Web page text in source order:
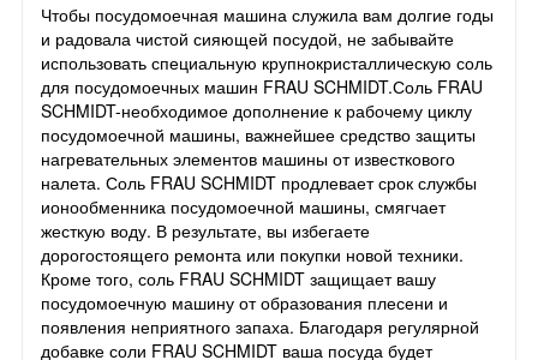
Чтобы посудомоечная машина служила вам долгие годы
и радовала чистой сияющей посудой, не забывайте
использовать специальную крупнокристаллическую соль
для посудомоечных машин FRAU SCHMIDT.Соль FRAU
SCHMIDT-необходимое дополнение к рабочему циклу
посудомоечной машины, важнейшее средство защиты
нагревательных элементов машины от известкового
налета. Соль FRAU SCHMIDT продлевает срок службы
ионообменника посудомоечной машины, смягчает
жесткую воду. В результате, вы избегаете
дорогостоящего ремонта или покупки новой техники.
Кроме того, соль FRAU SCHMIDT защищает вашу
посудомоечную машину от образования плесени и
появления неприятного запаха. Благодаря регулярной
добавке соли FRAU SCHMIDT ваша посуда будет